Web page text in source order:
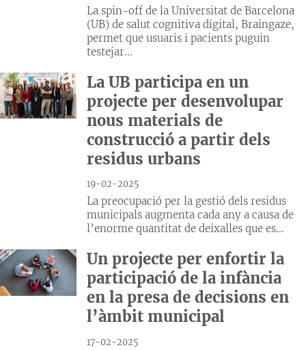
La spin-off de la Universitat de Barcelona
(UB) de salut cognitiva digital, Braingaze,
permet que usuaris i pacients puguin
testejar...
La UB participa en un
projecte per desenvolupar
nous materials de
construcció a partir dels
residus urbans
19-02-2025
La preocupació per la gestió dels residus
municipals augmenta cada any a causa de
l’enorme quantitat de deixalles que es...
Un projecte per enfortir la
participació de la infància
en la presa de decisions en
l’àmbit municipal
17-02-2025